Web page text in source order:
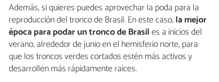
Además, si quieres puedes aprovechar la poda para la
reproducción del tronco de Brasil. En este caso,la mejor
época para podar un tronco de Brasiles a inicios del
verano, alrededor de junio en el hemisferio norte, para
que los troncos verdes cortados estén más activos y
desarrollen más rápidamente raíces.